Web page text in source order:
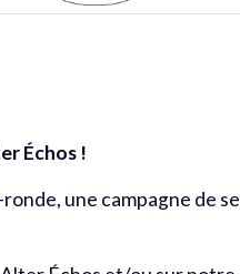
Échos !
une campagne de